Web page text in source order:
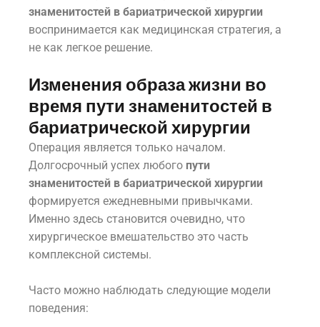
знаменитостей в бариатрической хирургии
воспринимается как медицинская стратегия, а
не как легкое решение.
Изменения образа жизни во
время пути знаменитостей в
бариатрической хирургии
Операция является только началом.
Долгосрочный успех любого пути
знаменитостей в бариатрической хирургии
формируется ежедневными привычками.
Именно здесь становится очевидно, что
хирургическое вмешательство это часть
комплексной системы.
Часто можно наблюдать следующие модели
поведения: